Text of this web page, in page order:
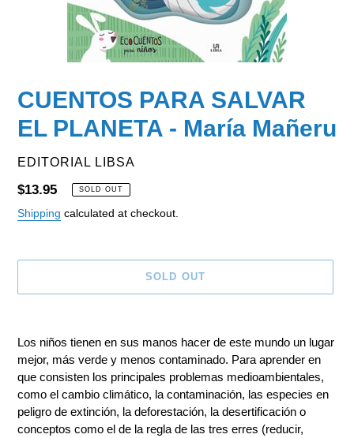
CUENTOS PARA SALVAR
EL PLANETA - María Mañeru
VENDOR
EDITORIAL LIBSA
Regular
price
$13.95 SOLD OUT
Shipping calculated at checkout.
SOLD OUT
to
your
cart
Los niños tienen en sus manos hacer de este mundo un lugar
mejor, más verde y menos contaminado. Para aprender en
que consisten los principales problemas medioambientales,
como el cambio climático, la contaminación, las especies en
peligro de extinción, la deforestación, la desertificación o
conceptos como el de la regla de las tres erres (reducir,